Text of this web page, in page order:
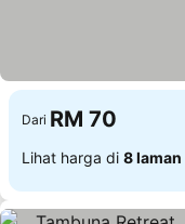
Dari RM 70
Lihat harga di 8 laman